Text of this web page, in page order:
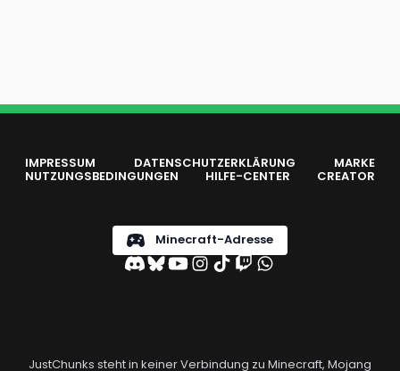
IMPRESSUM DATENSCHUTZERKLÄRUNG MARKE
NUTZUNGSBEDINGUNGEN HILFE-CENTER CREATOR
Minecraft-Adresse
JustChunks steht in keiner Verbindung zu Minecraft, Mojang